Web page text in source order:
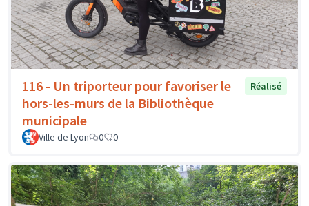
116 - Un triporteur pour favoriser le
hors-les-murs de la Bibliothèque
municipale
Réalisé
Ville de Lyon 0 0